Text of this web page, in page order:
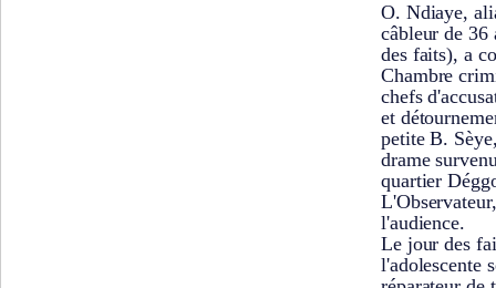
O. Ndiaye,
câbleur de 36
des faits), a
Chambre
chefs
et
petite B.
drame
quartier
l'audience.
Le jour des
l'adolescente